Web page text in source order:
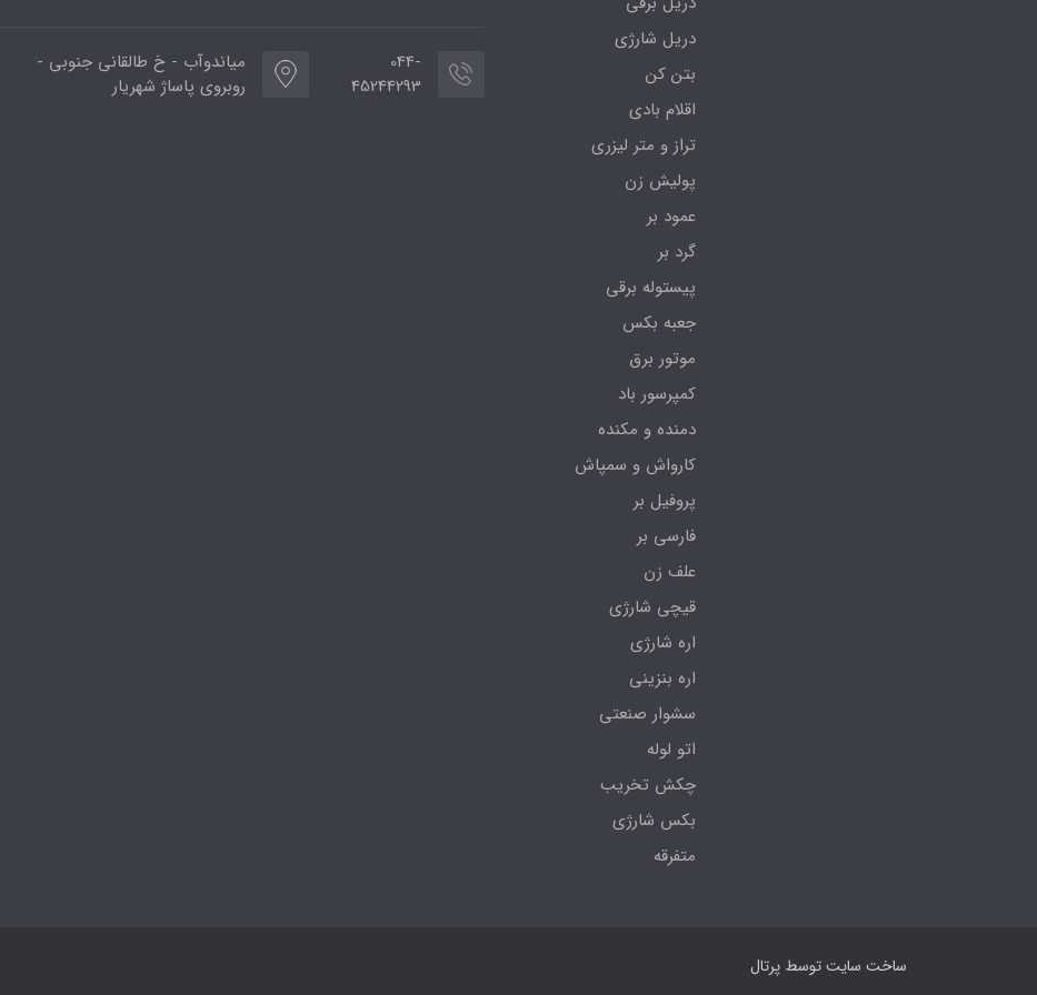
دریل شارژی
بتن کن
اقلام بادی
تراز و متر لیزری
پولیش زن
عمود بر
گرد بر
پیستوله برقی
جعبه بکس
موتور برق
کمپرسور باد
دمنده و مکنده
کارواش و سمپاش
پروفیل بر
فارسی بر
علف زن
قیچی شارژی
اره شارژی
اره بنزینی
سشوار صنعتی
اتو لوله
چکش تخریب
بکس شارژی
متفرقه
044-
45244293
میاندوآب - خ طالقانی جنوبی -
روبروی پاساژ شهریار
ساخت سایت توسط پرتال